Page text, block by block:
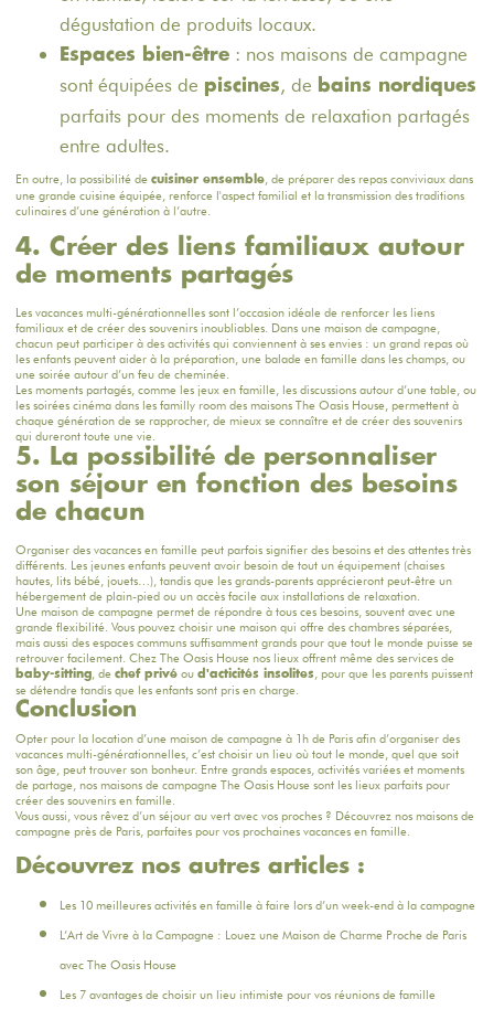
dégustation de produits locaux.
Espaces bien-être: nos maisons de campagne
sont équipées de piscines, de bains nordiques
parfaits pour des moments de relaxation partagés
entre adultes.
En outre, la possibilité de cuisiner ensemble, de préparer des repas conviviaux dans
une grande cuisine équipée, renforce l'aspect familial et la transmission des traditions
culinaires d’une génération à l’autre.
4. Créer des liens familiaux autour
de moments partagés
Les vacances multi-générationnelles sont l’occasion idéale de renforcer les liens
familiaux et de créer des souvenirs inoubliables. Dans une maison de campagne,
chacun peut participer à des activités qui conviennent à ses envies : un grand repas où
les enfants peuvent aider à la préparation, une balade en famille dans les champs, ou
une soirée autour d’un feu de cheminée.
Les moments partagés, comme les jeux en famille, les discussions autour d’une table, ou
les soirées cinéma dans les familly room des maisons The Oasis House, permettent à
chaque génération de se rapprocher, de mieux se connaître et de créer des souvenirs
qui dureront toute une vie.
5. La possibilité de personnaliser
son séjour en fonction des besoins
de chacun
Organiser des vacances en famille peut parfois signifier des besoins et des attentes très
différents. Les jeunes enfants peuvent avoir besoin de tout un équipement (chaises
hautes, lits bébé, jouets…), tandis que les grands-parents apprécieront peut-être un
hébergement de plain-pied ou un accès facile aux installations de relaxation.
Une maison de campagne permet de répondre à tous ces besoins, souvent avec une
grande flexibilité. Vous pouvez choisir une maison qui offre des chambres séparées,
mais aussi des espaces communs suffisamment grands pour que tout le monde puisse se
retrouver facilement. Chez The Oasis House nos lieux offrent même des services de
baby-sitting, de chef privéou d'acticités insolites, pour que les parents puissent
se détendre tandis que les enfants sont pris en charge.
Conclusion
Opter pour la location d’une maison de campagne à 1h de Paris afin d’organiser des
vacances multi-générationnelles, c’est choisir un lieu où tout le monde, quel que soit
son âge, peut trouver son bonheur. Entre grands espaces, activités variées et moments
de partage, nos maisons de campagne The Oasis House sont les lieux parfaits pour
créer des souvenirs en famille.
Vous aussi, vous rêvez d’un séjour au vert avec vos proches ? Découvrez nos maisons de
campagne près de Paris, parfaites pour vos prochaines vacances en famille.
Découvrez nos autres articles :
Les 10 meilleures activités en famille à faire lors d’un week-end à la campagne
L’Art de Vivre à la Campagne : Louez une Maison de Charme Proche de Paris
avec The Oasis House
Les 7 avantages de choisir un lieu intimiste pour vos réunions de famille